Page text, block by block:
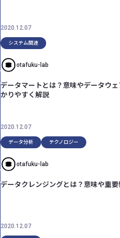
2020.12.07
システム関連
otafuku-lab
データマートとは？意味やデータウ
かりやすく解説
2020.12.07
データ分析 テクノロジー
otafuku-lab
データクレンジングとは？意味や重
2020.12.07